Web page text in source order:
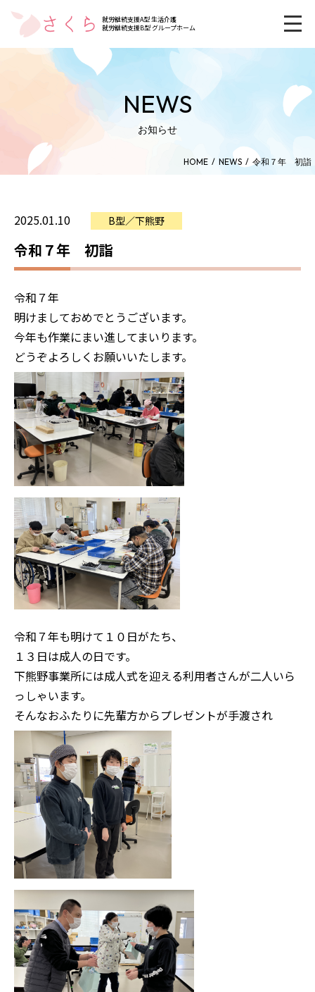
就労継続支援A型 生活介護
就労継続支援B型 グループホーム
NEWS
お知らせ
HOME NEWS 令和７年 初詣
2025.01.10 B型／下熊野
令和７年 初詣
令和７年
明けましておめでとうございます。
今年も作業にまい進してまいります。
どうぞよろしくお願いいたします。
令和７年も明けて１０日がたち、
１３日は成人の日です。
下熊野事業所には成人式を迎える利用者さんが二人いら
っしゃいます。
そんなおふたりに先輩方からプレゼントが手渡され